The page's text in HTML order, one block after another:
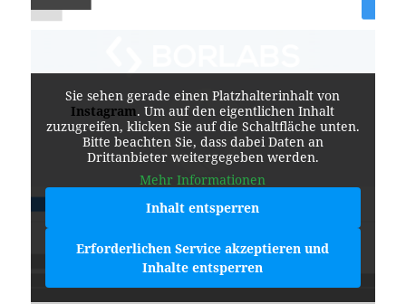
Sie sehen gerade einen Platzhalterinhalt von
Instagram. Um auf den eigentlichen Inhalt
zuzugreifen, klicken Sie auf die Schaltfläche unten.
Bitte beachten Sie, dass dabei Daten an
Drittanbieter weitergegeben werden.
Mehr Informationen
Inhalt entsperren
Erforderlichen Service akzeptieren und
Inhalte entsperren